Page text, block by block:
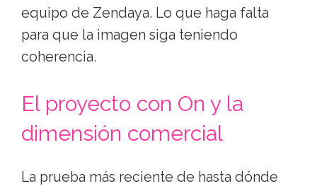
equipo de Zendaya. Lo que haga falta
para que la imagen siga teniendo
coherencia.
El proyecto con On y la
dimensión comercial
La prueba más reciente de hasta dónde